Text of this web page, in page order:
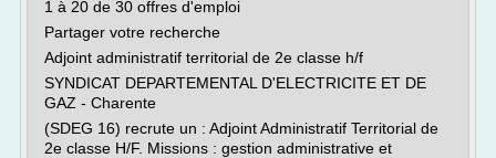
1 à 20 de 30 offres d'emploi
Partager votre recherche
Adjoint administratif territorial de 2e classe h/f
SYNDICAT DEPARTEMENTAL D'ELECTRICITE ET DE
GAZ - Charente
(SDEG 16) recrute un : Adjoint Administratif Territorial de
2e classe H/F. Missions : gestion administrative et